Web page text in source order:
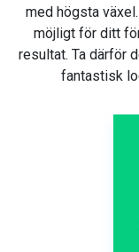
med högsta
möjligt för ditt
resultat. Ta därför
fantastisk